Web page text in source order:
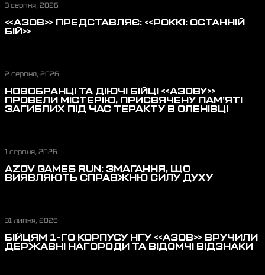
3 серпня, 2026
«АЗОВ» ПРЕДСТАВЛЯЄ: «РОККІ: ОСТАННІЙ
БІЙ»
2 серпня, 2026
НОВОБРАНЦІ ТА ДІЮЧІ БІЙЦІ «АЗОВУ»
ПРОВЕЛИ МІСТЕРІЮ, ПРИСВЯЧЕНУ ПАМ’ЯТІ
ЗАГИБЛИХ ПІД ЧАС ТЕРАКТУ В ОЛЕНІВЦІ
1 серпня, 2026
AZOV GAMES RUN: ЗМАГАННЯ, ЩО
ВИЯВЛЯЮТЬ СПРАВЖНЮ СИЛУ ДУХУ
31 липня, 2026
БІЙЦЯМ 1-ГО КОРПУСУ НГУ «АЗОВ» ВРУЧИЛИ
ДЕРЖАВНІ НАГОРОДИ ТА ВІДОМЧІ ВІДЗНАКИ